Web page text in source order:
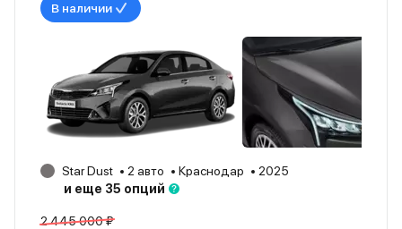
В наличии
Star Dust 2 авто Краснодар
2025
и еще 35 опций
2 445 000 ₽